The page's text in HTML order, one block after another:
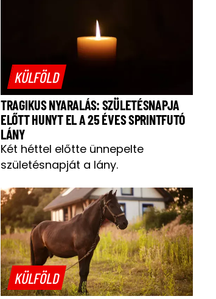
KÜLFÖLD
TRAGIKUS NYARALÁS: SZÜLETÉSNAPJA
ELŐTT HUNYT EL A 25 ÉVES SPRINTFUTÓ
LÁNY
Két héttel előtte ünnepelte
születésnapját a lány.
KÜLFÖLD